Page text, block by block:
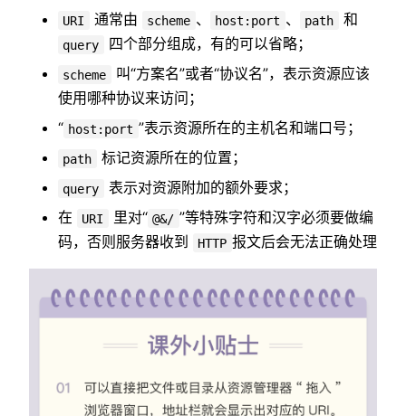
URI 通常由 scheme 、 host:port 、 path 和
query 四个部分组成，有的可以省略；
scheme
叫“方案名”或者“协议名”，表示资源应该
使用哪种协议来访问；
“ host:port ”表示资源所在的主机名和端口号；
path 标记资源所在的位置；
query
表示对资源附加的额外要求；
在
URI 里对“ @&/ ”等特殊字符和汉字必须要做编
码，否则服务器收到
HTTP 报文后会无法正确处理